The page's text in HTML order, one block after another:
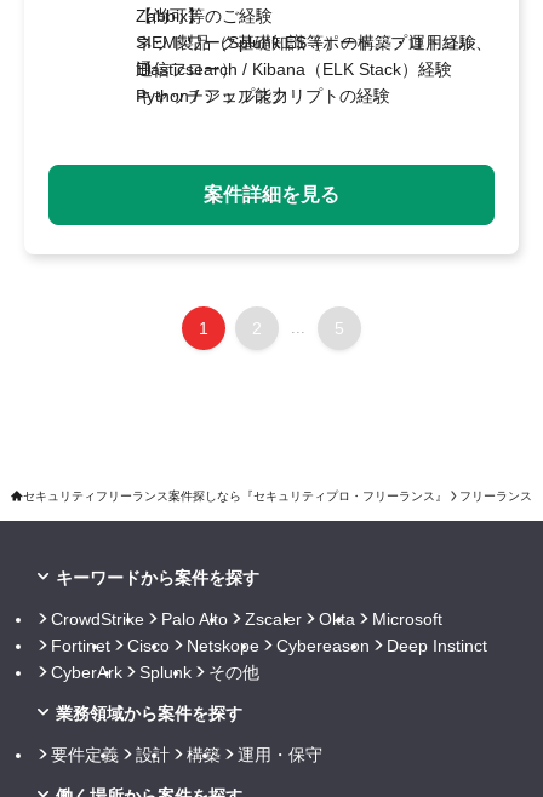
Zabbix等のご経験
ネットワーク基礎知識（ポート、プロトコル、
通信フロー）
キャッチアップ能力
【尚可】
SIEM製品（Splunk ES等）の構築・運用経験
Elasticsearch / Kibana（ELK Stack）経験
Python / シェルスクリプトの経験
公共系案件の経験
案件詳細を見る
1 2 5
セキュリティフリーランス案件探しなら『セキュリティプロ・フリーランス』 フリーランス
キーワードから案件を探す
CrowdStrike Palo Alto Zscaler Okta
Microsoft
Fortinet
Cisco Netskope Cybereason
Deep Instinct
CyberArk
Splunk その他
業務領域から案件を探す
要件定義 設計 構築 運用・保守